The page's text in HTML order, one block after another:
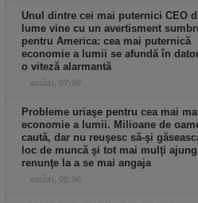
Unul dintre cei mai puternici CEO
lume vine cu un avertisment
pentru America: cea mai puternică
economie a lumii se afundă în
o viteză alarmantă
astăzi, 07:00
Probleme uriaşe pentru cea mai
economie a lumii. Milioane de
caută, dar nu reuşesc să-şi
loc de muncă şi tot mai mulţi
renunţe la a se mai angaja
astăzi, 06:00